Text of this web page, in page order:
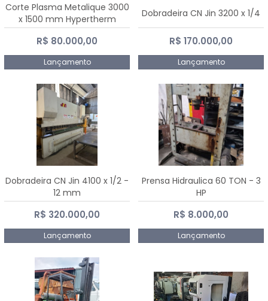
Corte Plasma Metalique 3000
x 1500 mm Hypertherm
Powermax 45 xp
R$ 80.000,00
Lançamento
Dobradeira CN Jin 3200 x 1/4
R$ 170.000,00
Lançamento
Dobradeira CN Jin 4100 x 1/2 -
12 mm
R$ 320.000,00
Lançamento
Prensa Hidraulica 60 TON - 3
HP
R$ 8.000,00
Lançamento